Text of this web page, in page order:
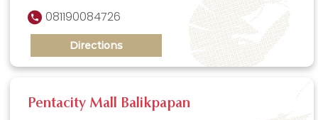
081190084726
Directions
Pentacity Mall Balikpapan